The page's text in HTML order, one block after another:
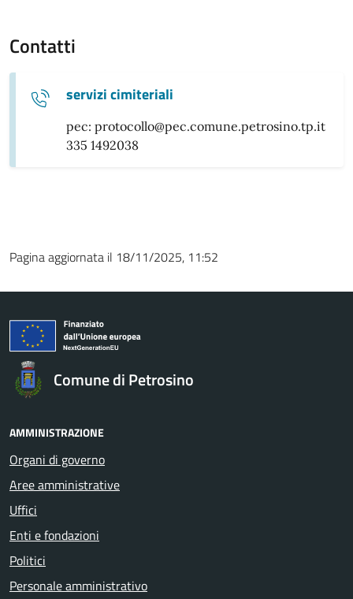
Contatti
servizi cimiteriali
pec: protocollo@pec.comune.petrosino.tp.it
335 1492038
Pagina aggiornata il 18/11/2025, 11:52
Comune di Petrosino
AMMINISTRAZIONE
Organi di governo
Aree amministrative
Uffici
Enti e fondazioni
Politici
Personale amministrativo